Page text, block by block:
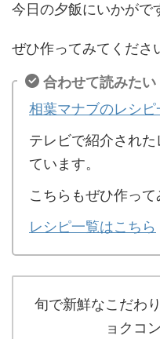
今日の夕飯にいかがで
ぜひ作ってみてくださ
合わせて読みたい
相葉マナブのレシ
テレビで紹介され
ています。
こちらもぜひ作って
レシピ一覧はこちら
旬で新鮮なこだわ
ョクコ